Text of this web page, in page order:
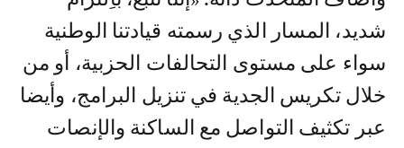
شديد، المسار الذي رسمته قيادتنا الوطنية
سواء على مستوى التحالفات الحزبية، أو من
خلال تكريس الجدية في تنزيل البرامج، وأيضا
عبر تكثيف التواصل مع الساكنة والإنصات